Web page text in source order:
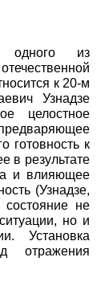
одного из
к 20-м
Узнадзе
целостное
готовность к
в результате
и влияющее
(Узнадзе,
не
но и
Установка
отражения